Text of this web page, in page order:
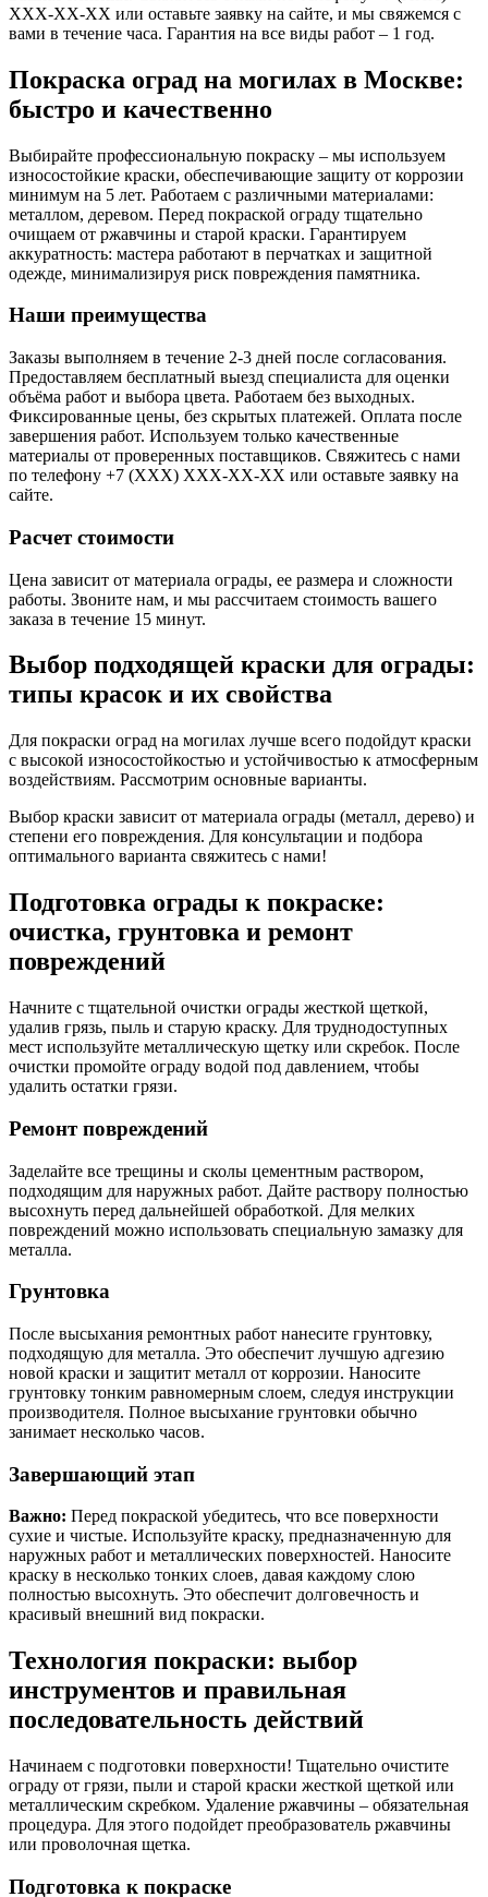
XXX-XX-XX или оставьте заявку на сайте, и мы свяжемся с
вами в течение часа. Гарантия на все виды работ – 1 год.
Покраска оград на могилах в Москве:
быстро и качественно
Выбирайте профессиональную покраску – мы используем
износостойкие краски, обеспечивающие защиту от коррозии
минимум на 5 лет. Работаем с различными материалами:
металлом, деревом. Перед покраской ограду тщательно
очищаем от ржавчины и старой краски. Гарантируем
аккуратность: мастера работают в перчатках и защитной
одежде, минимализируя риск повреждения памятника.
Наши преимущества
Заказы выполняем в течение 2-3 дней после согласования.
Предоставляем бесплатный выезд специалиста для оценки
объёма работ и выбора цвета. Работаем без выходных.
Фиксированные цены, без скрытых платежей. Оплата после
завершения работ. Используем только качественные
материалы от проверенных поставщиков. Свяжитесь с нами
по телефону +7 (XXX) XXX-XX-XX или оставьте заявку на
сайте.
Расчет стоимости
Цена зависит от материала ограды, ее размера и сложности
работы. Звоните нам, и мы рассчитаем стоимость вашего
заказа в течение 15 минут.
Выбор подходящей краски для ограды:
типы красок и их свойства
Для покраски оград на могилах лучше всего подойдут краски
с высокой износостойкостью и устойчивостью к атмосферным
воздействиям. Рассмотрим основные варианты.
Выбор краски зависит от материала ограды (металл, дерево) и
степени его повреждения. Для консультации и подбора
оптимального варианта свяжитесь с нами!
Подготовка ограды к покраске:
очистка, грунтовка и ремонт
повреждений
Начните с тщательной очистки ограды жесткой щеткой,
удалив грязь, пыль и старую краску. Для труднодоступных
мест используйте металлическую щетку или скребок. После
очистки промойте ограду водой под давлением, чтобы
удалить остатки грязи.
Ремонт повреждений
Заделайте все трещины и сколы цементным раствором,
подходящим для наружных работ. Дайте раствору полностью
высохнуть перед дальнейшей обработкой. Для мелких
повреждений можно использовать специальную замазку для
металла.
Грунтовка
После высыхания ремонтных работ нанесите грунтовку,
подходящую для металла. Это обеспечит лучшую адгезию
новой краски и защитит металл от коррозии. Наносите
грунтовку тонким равномерным слоем, следуя инструкции
производителя. Полное высыхание грунтовки обычно
занимает несколько часов.
Завершающий этап
Важно: Перед покраской убедитесь, что все поверхности
сухие и чистые. Используйте краску, предназначенную для
наружных работ и металлических поверхностей. Наносите
краску в несколько тонких слоев, давая каждому слою
полностью высохнуть. Это обеспечит долговечность и
красивый внешний вид покраски.
Технология покраски: выбор
инструментов и правильная
последовательность действий
Начинаем с подготовки поверхности! Тщательно очистите
ограду от грязи, пыли и старой краски жесткой щеткой или
металлическим скребком. Удаление ржавчины – обязательная
процедура. Для этого подойдет преобразователь ржавчины
или проволочная щетка.
Подготовка к покраске